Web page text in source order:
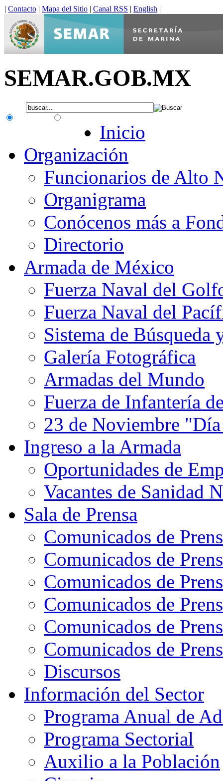
| Contacto | Mapa del Sitio | Canal RSS | English |
SEMAR.GOB.MX
Inicio
Organización
Funcionarios de Alto
Organigrama
Conócenos más a
Directorio
Armada de México
Fuerza Naval del
Fuerza Naval del
Sistema de Búsqueda
Galería Fotográfica
Armadas del Mundo
Fuerza de Infantería
23 de Noviembre
Ingreso a la Armada
Oportunidades de
Vacantes de Sanidad
Sala de Prensa
Comunicados de
Comunicados de
Comunicados de
Comunicados de
Comunicados de
Comunicados de
Discursos
Información del Sector
Programa Anual de
Programa Sectorial
Auxilio a la Población